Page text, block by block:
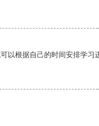
以根据自己的时间安排学习